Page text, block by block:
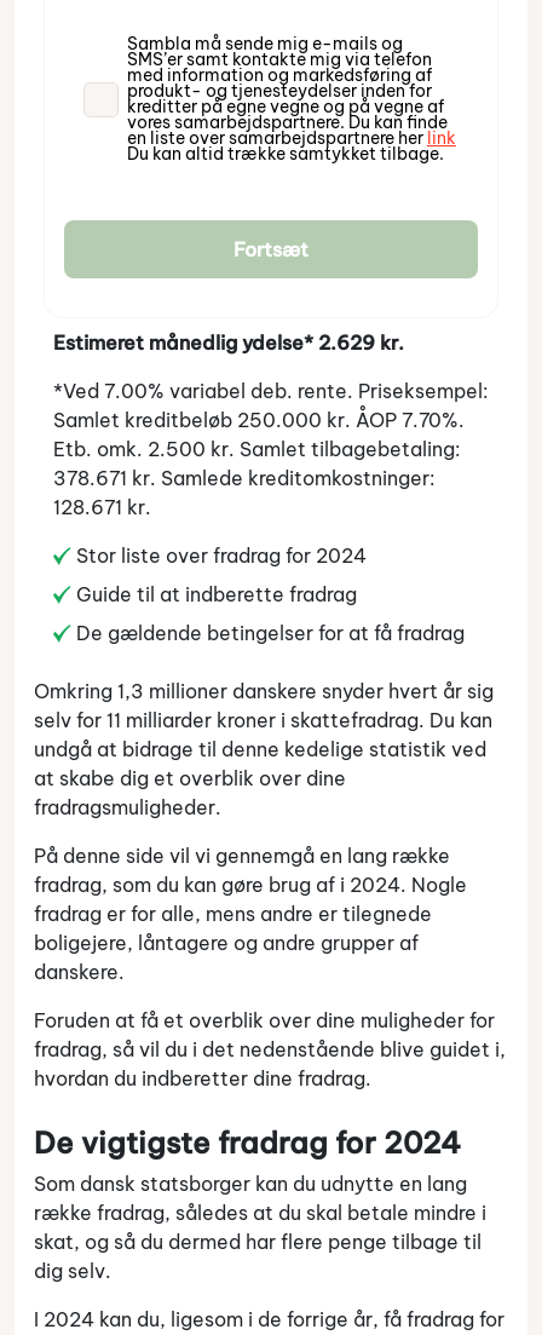
Stor liste over fradrag for 2024
Guide til at indberette fradrag
De gældende betingelser for at få fradrag
Sambla må sende mig e-mails og
SMS’er samt kontakte mig via telefon
med information og markedsføring af
produkt- og tjenesteydelser inden for
kreditter på egne vegne og på vegne af
vores samarbejdspartnere. Du kan finde
en liste over samarbejdspartnere her link
Du kan altid trække samtykket tilbage.
Fortsæt
Estimeret månedlig ydelse* 2.629 kr.
*Ved 7.00% variabel deb. rente. Priseksempel:
Samlet kreditbeløb 250.000 kr. ÅOP 7.70%.
Etb. omk. 2.500 kr. Samlet tilbagebetaling:
378.671 kr. Samlede kreditomkostninger:
128.671 kr.
Omkring 1,3 millioner danskere snyder hvert år sig
selv for 11 milliarder kroner i skattefradrag. Du kan
undgå at bidrage til denne kedelige statistik ved
at skabe dig et overblik over dine
fradragsmuligheder.
På denne side vil vi gennemgå en lang række
fradrag, som du kan gøre brug af i 2024. Nogle
fradrag er for alle, mens andre er tilegnede
boligejere, låntagere og andre grupper af
danskere.
Foruden at få et overblik over dine muligheder for
fradrag, så vil du i det nedenstående blive guidet i,
hvordan du indberetter dine fradrag.
De vigtigste fradrag for 2024
Som dansk statsborger kan du udnytte en lang
række fradrag, således at du skal betale mindre i
skat, og så du dermed har flere penge tilbage til
dig selv.
I 2024 kan du, ligesom i de forrige år, få fradrag for